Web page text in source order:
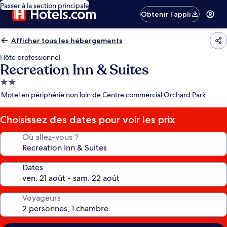
Passer à la section principale
Obtenir l’appli
Afficher tous les hébergements
Hôte professionnel
Recreation Inn & Suites
Hébergement
2.0 étoiles
Motel en périphérie non loin de Centre commercial Orchard Park
Choisissez des dates pour voir les prix
Où allez-vous ?
Dates
Voyageurs